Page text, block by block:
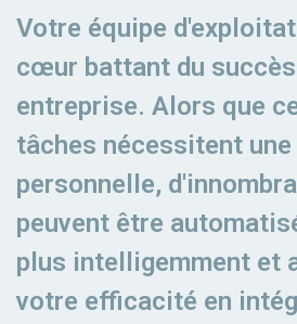
Votre équipe
cœur battant du
entreprise. Alors que
tâches nécessitent
personnelle,
peuvent être
plus intelligemment et
votre efficacité en